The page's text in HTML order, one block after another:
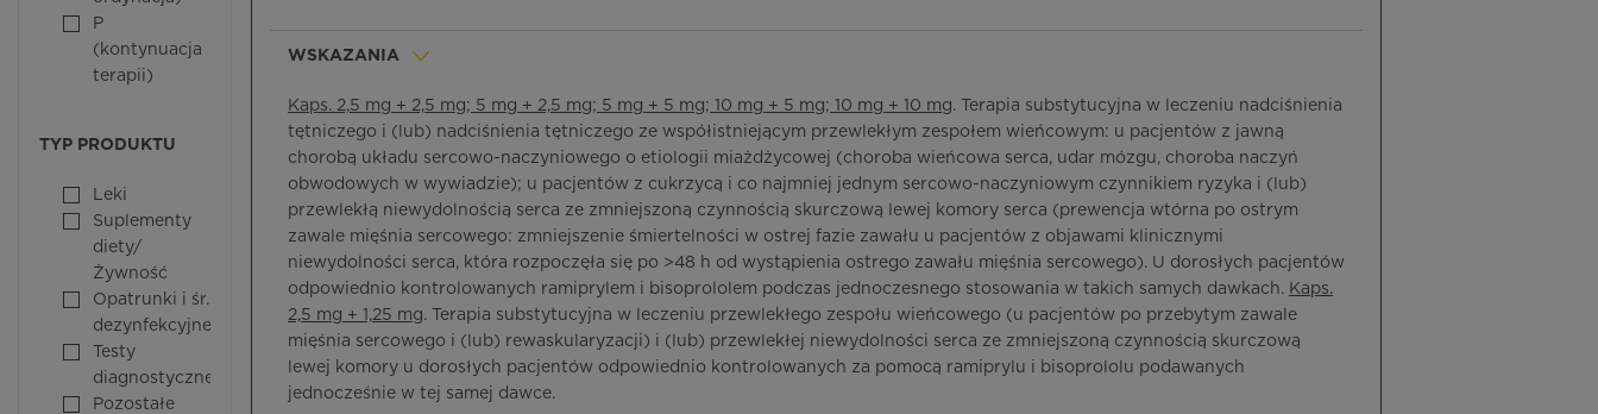
P
(kontynuacja
terapii)
TYP PRODUKTU
Leki
Suplementy
diety/
Żywność
Opatrunki i śr.
dezynfekcyjne
Testy
diagnostyczne
Pozostałe
WSKAZANIA
Kaps. 2,5 mg + 2,5 mg; 5 mg + 2,5 mg; 5 mg + 5 mg; 10 mg + 5 mg; 10 mg + 10 mg. Terapia substytucyjna w leczeniu nadciśnienia
tętniczego i (lub) nadciśnienia tętniczego ze współistniejącym przewlekłym zespołem wieńcowym: u pacjentów z jawną
chorobą układu sercowo-naczyniowego o etiologii miażdżycowej (choroba wieńcowa serca, udar mózgu, choroba naczyń
obwodowych w wywiadzie); u pacjentów z cukrzycą i co najmniej jednym sercowo-naczyniowym czynnikiem ryzyka i (lub)
przewlekłą niewydolnością serca ze zmniejszoną czynnością skurczową lewej komory serca (prewencja wtórna po ostrym
zawale mięśnia sercowego: zmniejszenie śmiertelności w ostrej fazie zawału u pacjentów z objawami klinicznymi
niewydolności serca, która rozpoczęła się po >48 h od wystąpienia ostrego zawału mięśnia sercowego). U dorosłych pacjentów
odpowiednio kontrolowanych ramiprylem i bisoprololem podczas jednoczesnego stosowania w takich samych dawkach. Kaps.
2,5 mg + 1,25 mg. Terapia substytucyjna w leczeniu przewlekłego zespołu wieńcowego (u pacjentów po przebytym zawale
mięśnia sercowego i (lub) rewaskularyzacji) i (lub) przewlekłej niewydolności serca ze zmniejszoną czynnością skurczową
lewej komory u dorosłych pacjentów odpowiednio kontrolowanych za pomocą ramiprylu i bisoprololu podawanych
jednocześnie w tej samej dawce.